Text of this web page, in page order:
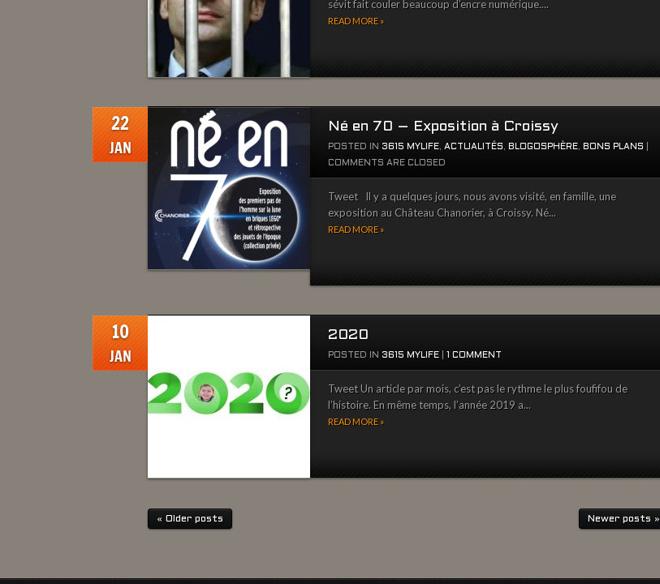
sévit fait couler beaucoup d’encre numérique....
READ MORE »
22
JAN
Né en 70 – Exposition à Croissy
POSTED IN 3615 MYLIFE, ACTUALITÉS , BLOGOSPHÈRE, BONS PLANS
COMMENTS ARE CLOSED
Tweet Il y a quelques jours, nous avons visité, en famille, une
exposition au Château Chanorier, à Croissy. Né...
READ MORE »
10
JAN
2020
POSTED IN 3615 MYLIFE 1 COMMENT
Tweet Un article par mois, c’est pas le rythme le plus foufifou de
l’histoire. En même temps, l’année 2019 a...
READ MORE »
« Older posts Newer posts »